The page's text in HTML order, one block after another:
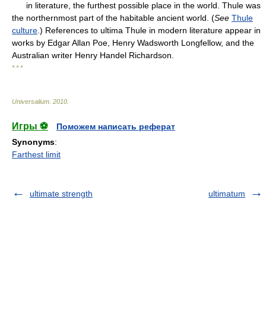
in literature, the furthest possible place in the world. Thule was
the northernmost part of the habitable ancient world. (See Thule
culture .) References to ultima Thule in modern literature appear in
works by Edgar Allan Poe, Henry Wadsworth Longfellow, and the
Australian writer Henry Handel Richardson.
* * *
Universalium 2010
Игры ⚽
Поможем написать реферат
Synonyms:
Farthest limit
ultimate strength ultimatum